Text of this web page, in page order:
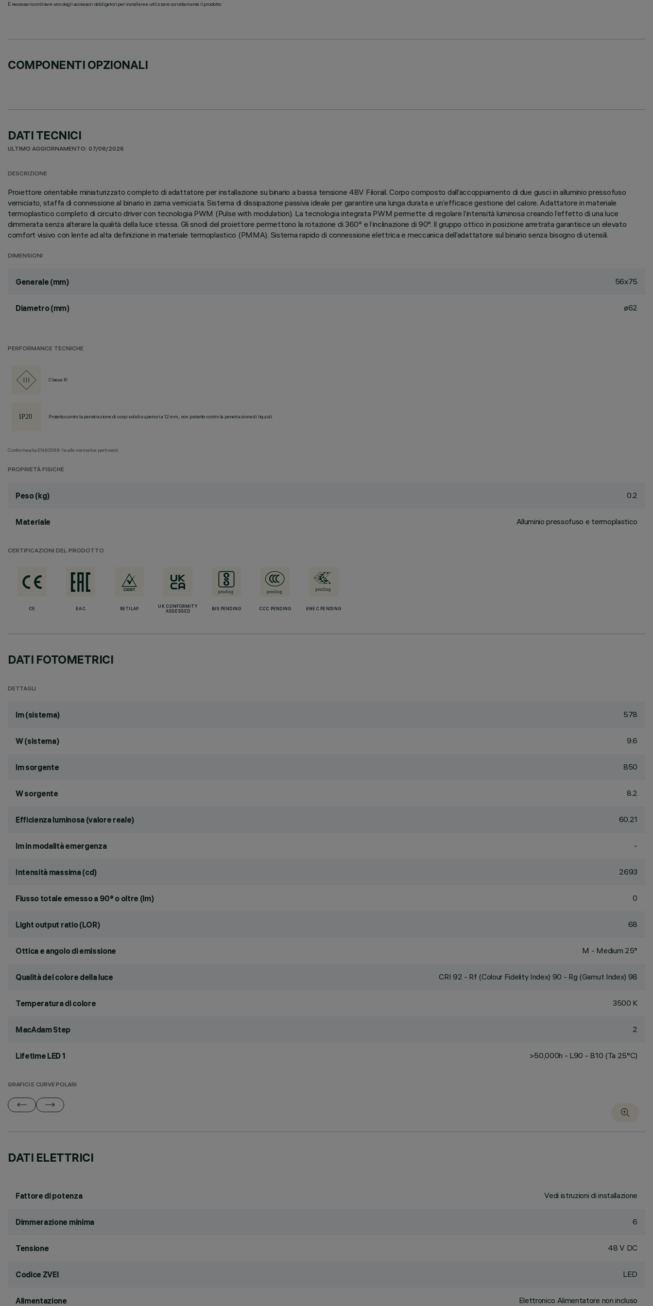
È necessario ordinare uno degli accessori obbligatori per installare e utilizzare correttamente il prodotto:
COMPONENTI OPZIONALI
DATI TECNICI
ULTIMO AGGIORNAMENTO: 07/08/2026
DESCRIZIONE
Proiettore orientabile miniaturizzato completo di adattatore per installazione su binario a bassa tensione 48V Filorail. Corpo composto dall’accoppiamento di due gusci in alluminio pressofuso
verniciato, staffa di connessione al binario in zama verniciata. Sistema di dissipazione passiva ideale per garantire una lunga durata e un’efficace gestione del calore. Adattatore in materiale
termoplastico completo di circuito driver con tecnologia PWM (Pulse with modulation). La tecnologia integrata PWM permette di regolare l’intensità luminosa creando l’effetto di una luce
dimmerata senza alterare la qualità della luce stessa. Gli snodi del proiettore permettono la rotazione di 360° e l’inclinazione di 90°. Il gruppo ottico in posizione arretrata garantisce un elevato
comfort visivo con lente ad alta definizione in materiale termoplastico (PMMA). Sistema rapido di connessione elettrica e meccanica dell’adattatore sul binario senza bisogno di utensili.
DIMENSIONI
Generale (mm) 56x75
Diametro (mm) ø62
PERFORMANCE TECNICHE
Classe III
Protetto contro la penetrazione di corpi solidi superiori a 12 mm, non protetto contro la penetrazione di liquidi.
Conforme alla EN60598-1 e alle normative pertinenti.
PROPRIETÀ FISICHE
Peso (kg) 0.2
Materiale Alluminio pressofuso e termoplastico
CERTIFICAZIONI DEL PRODOTTO
CE EAC RETILAP
UK CONFORMITY
ASSESSED
BIS PENDING CCC PENDING ENEC PENDING
DATI FOTOMETRICI
DETTAGLI
lm (sistema) 578
W (sistema) 9.6
lm sorgente 850
W sorgente 8.2
Efficienza luminosa (valore reale) 60.21
lm in modalità emergenza -
Intensità massima (cd) 2693
Flusso totale emesso a 90° o oltre (lm) 0
Light output ratio (LOR) 68
Ottica e angolo di emissione M - Medium 25°
Qualità del colore della luce CRI 92 - Rf (Colour Fidelity Index) 90 - Rg (Gamut Index) 98
Temperatura di colore 3500 K
MacAdam Step 2
Lifetime LED 1 >50,000h - L90 - B10 (Ta 25°C)
GRAFICI E CURVE POLARI
DATI ELETTRICI
Fattore di potenza Vedi istruzioni di installazione
Dimmerazione minima 6
Tensione 48 V DC
Codice ZVEI LED
Alimentazione Elettronico Alimentatore non incluso